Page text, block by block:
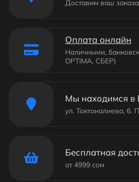
Доставим ваш
Оплата онлайн
Наличными,
OPTIMA, СБЕР)
Мы находимся в
ул. Токтоналиева, 6.
Бесплатная
от 4999 сом